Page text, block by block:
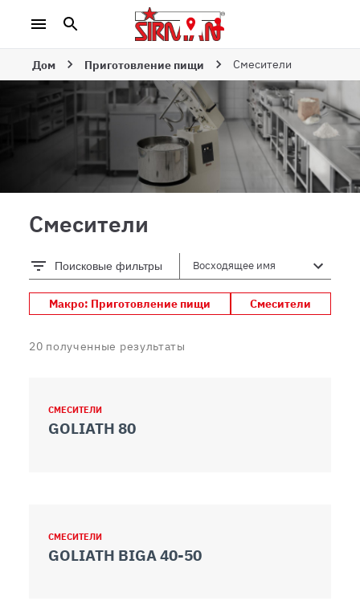
Дом Приготовление пищи Смесители
Смесители
Поисковые фильтры
Макро: Приготовление пищи Смесители
20 полученные результаты
СМЕСИТЕЛИ
GOLIATH 80
СМЕСИТЕЛИ
GOLIATH BIGA 40-50